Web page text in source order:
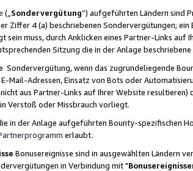
(„ Sondervergütung“) aufgeführten Ländern sind
Ziffer 4 (a) beschriebenen Sondervergütungen;
sein muss, durch Anklicken eines Partner-Links
Sitzung die in der Anlage
Sondervergütung, wenn das zugrundeliegende
Mail-Adressen, Einsatz von Bots oder
aus Partner-Links auf Ihrer Website
Verstoß oder Missbrauch vorliegt.
in der Anlage aufgeführten Bounty-spezifischen
erlaubt.
Bonusereignisse sind in ausgewählten Ländern
in Verbindung mit "